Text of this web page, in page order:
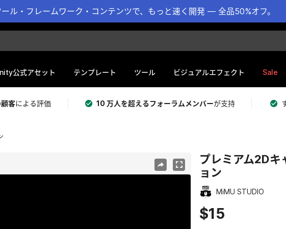
ル・フレームワーク・コンテンツで、もっと速く開発 — 全品50%オフ。
公式アセット テンプレート ツール ビジュアルエフェクト Sale
客による評価 10 万人を超えるフォーラムメンバーが支持
プレミアム2Dキ
ョン
MiMU STUDIO
$15